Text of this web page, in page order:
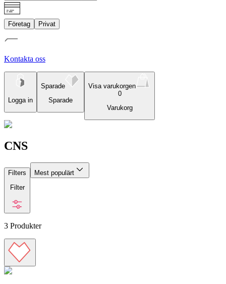
Företag Privat
Kontakta oss
Logga in
Sparade
Sparade
Visa varukorgen
0
Varukorg
CNS
Filters
Filter
Mest populärt
3 Produkter